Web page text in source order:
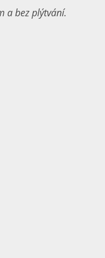
a bez plýtvání.